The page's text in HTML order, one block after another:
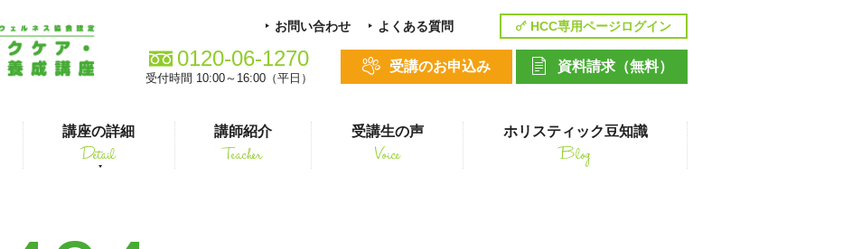
講座の詳細
Detail
講師紹介
Teacher
受講生の声
Voice
ホリスティック豆知識
Blog
受講のお申込み 資料請求（無料）
お問い合わせ HCC専用ページログイン
よくある質問
0120-06-1270
受付時間 10:00～16:00（平日）